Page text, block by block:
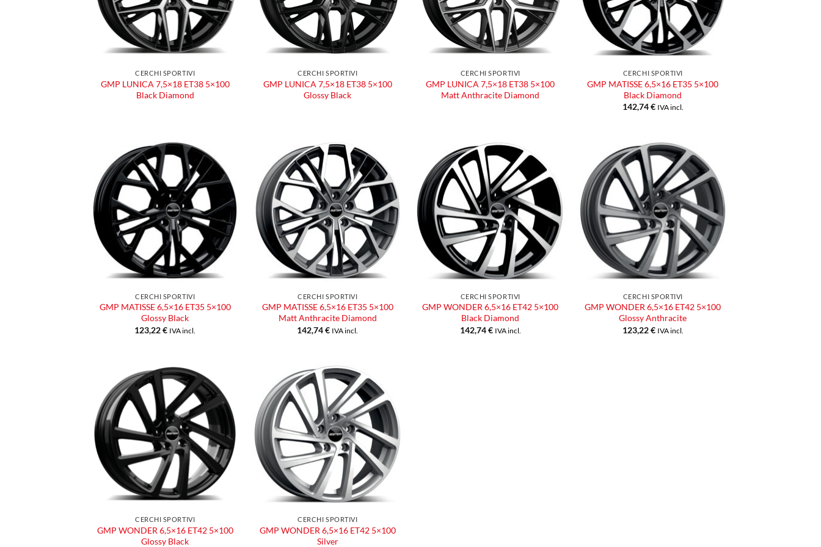
CERCHI SPORTIVI
GMP LUNICA 7,5×18 ET38 5×100
Black Diamond
CERCHI SPORTIVI
GMP LUNICA 7,5×18 ET38 5×100
Glossy Black
CERCHI SPORTIVI
GMP LUNICA 7,5×18 ET38 5×100
Matt Anthracite Diamond
CERCHI SPORTIVI
GMP MATISSE 6,5×16 ET35 5×100
Black Diamond
142,74€ IVA incl.
Aggiungi
alla lista
dei
desideri
CERCHI SPORTIVI
GMP MATISSE 6,5×16 ET35 5×100
Glossy Black
123,22€ IVA incl.
Aggiungi
alla lista
dei
desideri
CERCHI SPORTIVI
GMP MATISSE 6,5×16 ET35 5×100
Matt Anthracite Diamond
142,74€ IVA incl.
Aggiungi
alla lista
desideri
CERCHI SPORTIVI
GMP WONDER 6,5×16 ET42 5×100
Black Diamond
142,74€ IVA incl.
Aggiungi
alla lista
dei
desideri
CERCHI SPORTIVI
GMP WONDER 6,5×16 ET42 5×100
Glossy Anthracite
123,22€ IVA incl.
Aggiungi
alla lista
dei
desideri
CERCHI SPORTIVI
GMP WONDER 6,5×16 ET42 5×100
Glossy Black
Aggiungi
alla lista
dei
desideri
CERCHI SPORTIVI
GMP WONDER 6,5×16 ET42 5×100
Silver